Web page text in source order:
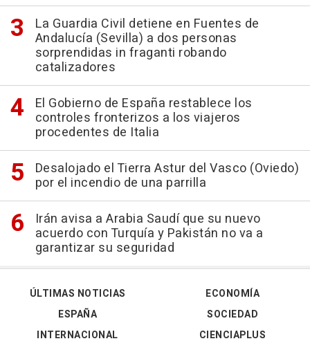
La Guardia Civil detiene en Fuentes de
Andalucía (Sevilla) a dos personas
sorprendidas in fraganti robando
catalizadores
El Gobierno de España restablece los
controles fronterizos a los viajeros
procedentes de Italia
Desalojado el Tierra Astur del Vasco (Oviedo)
por el incendio de una parrilla
Irán avisa a Arabia Saudí que su nuevo
acuerdo con Turquía y Pakistán no va a
garantizar su seguridad
ÚLTIMAS NOTICIAS
ESPAÑA
INTERNACIONAL
ECONOMÍA
SOCIEDAD
CIENCIAPLUS